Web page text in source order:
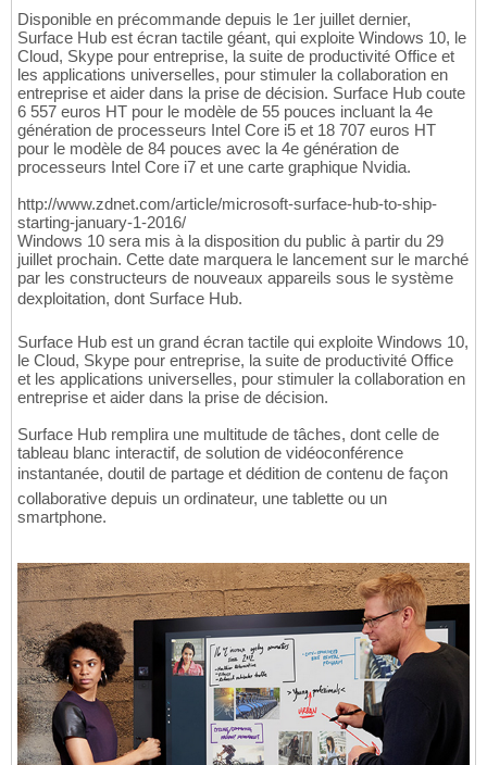
Disponible en précommande depuis le 1er juillet dernier,
Surface Hub est écran tactile géant, qui exploite Windows 10, le
Cloud, Skype pour entreprise, la suite de productivité Office et
les applications universelles, pour stimuler la collaboration en
entreprise et aider dans la prise de décision. Surface Hub coute
6 557 euros HT pour le modèle de 55 pouces incluant la 4e
génération de processeurs Intel Core i5 et 18 707 euros HT
pour le modèle de 84 pouces avec la 4e génération de
processeurs Intel Core i7 et une carte graphique Nvidia.
http://www.zdnet.com/article/microsoft-surface-hub-to-ship-
starting-january-1-2016/
Windows 10 sera mis à la disposition du public à partir du 29
juillet prochain. Cette date marquera le lancement sur le marché
par les constructeurs de nouveaux appareils sous le système
dexploitation, dont Surface Hub.
Surface Hub est un grand écran tactile qui exploite Windows 10,
le Cloud, Skype pour entreprise, la suite de productivité Office
et les applications universelles, pour stimuler la collaboration en
entreprise et aider dans la prise de décision.
Surface Hub remplira une multitude de tâches, dont celle de
tableau blanc interactif, de solution de vidéoconférence
instantanée, doutil de partage et dédition de contenu de façon
collaborative depuis un ordinateur, une tablette ou un
smartphone.